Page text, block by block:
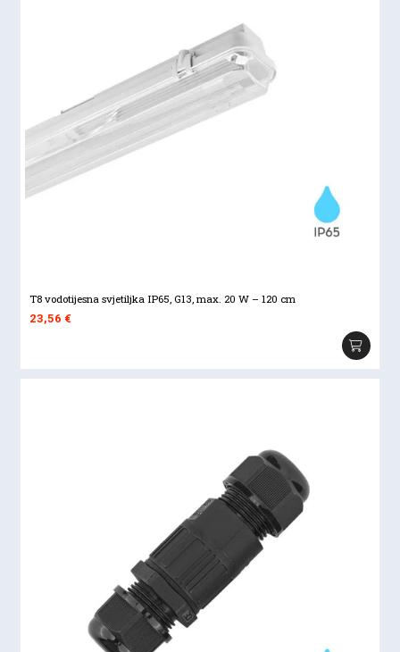
T8 vodotijesna svjetiljka IP65, G13, max. 20 W – 120 cm
23,56€